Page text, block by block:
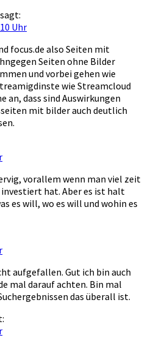
sagt:
Uhr
focus.de also Seiten mit
Seiten ohne Bilder
und vorbei gehen wie
wie Streamcloud
an, dass sind Auswirkungen
mit bilder auch deutlich
vorallem wenn man viel zeit
investiert hat. Aber es ist halt
es will, wo es will und wohin es
aufgefallen. Gut ich bin auch
mal darauf achten. Bin mal
das überall ist.